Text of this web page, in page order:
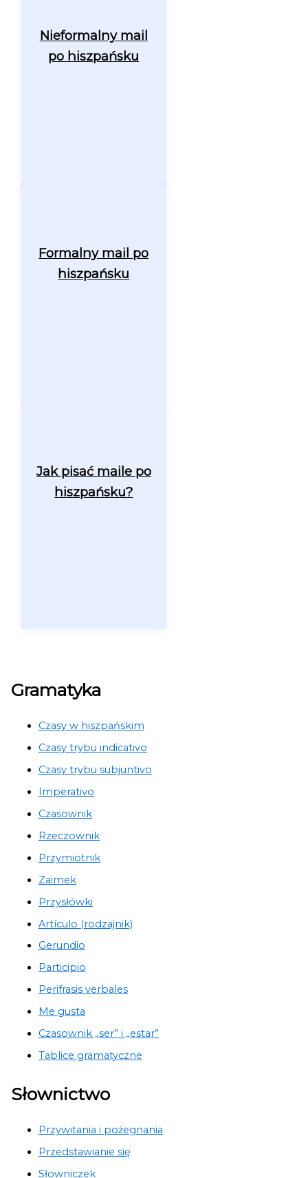
Gramatyka
Czasy w hiszpańskim
Czasy trybu indicativo
Czasy trybu subjuntivo
Imperativo
Czasownik
Rzeczownik
Przymiotnik
Zaimek
Przysłówki
Artículo (rodzajnik)
Gerundio
Participio
Perifrasis verbales
Me gusta
Czasownik „ser” i „estar”
Tablice gramatyczne
Słownictwo
Przywitania i pożegnania
Przedstawianie się
Słowniczek
Nieformalny mail
po hiszpańsku
Formalny mail po
hiszpańsku
Jak pisać maile po
hiszpańsku?